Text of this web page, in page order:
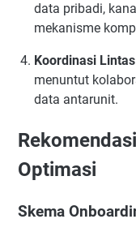
data pribadi,
mekanisme
Koordinasi
menuntut
data antarunit.
Optimasi
Skema